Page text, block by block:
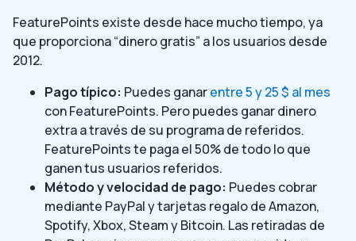
FeaturePoints existe desde hace mucho tiempo, ya
que proporciona “dinero gratis” a los usuarios desde
2012.
Pago típico: Puedes ganarentre 5 y 25 $ al mes
con FeaturePoints. Pero puedes ganar dinero
extra a través de su programa de referidos.
FeaturePoints te paga el 50% de todo lo que
ganen tus usuarios referidos.
Método y velocidad de pago: Puedes cobrar
mediante PayPal y tarjetas regalo de Amazon,
Spotify, Xbox, Steam y Bitcoin. Las retiradas de